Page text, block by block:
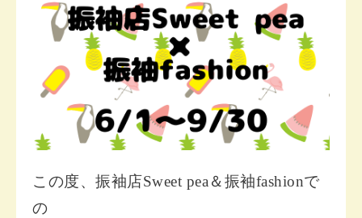
この度、振袖店Sweet pea＆振袖fashionで
の